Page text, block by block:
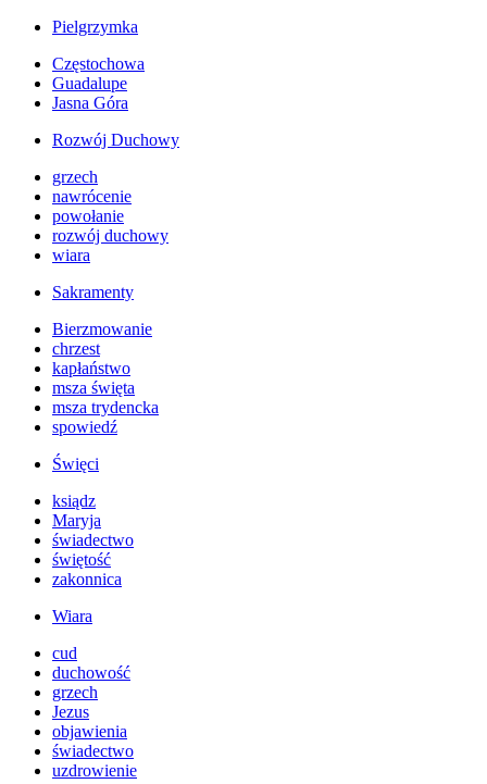
Pielgrzymka
Częstochowa
Guadalupe
Jasna Góra
Rozwój Duchowy
grzech
nawrócenie
powołanie
rozwój duchowy
wiara
Sakramenty
Bierzmowanie
chrzest
kapłaństwo
msza święta
msza trydencka
spowiedź
Święci
ksiądz
Maryja
świadectwo
świętość
zakonnica
Wiara
cud
duchowość
grzech
Jezus
objawienia
świadectwo
uzdrowienie